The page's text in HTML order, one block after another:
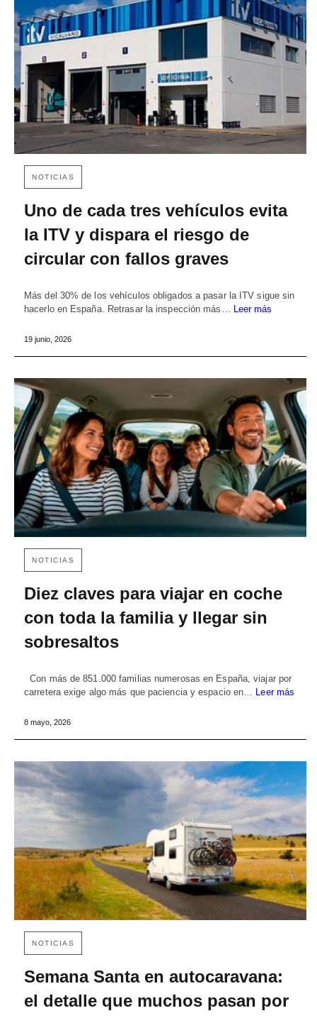
NOTICIAS
Uno de cada tres vehículos evita
la ITV y dispara el riesgo de
circular con fallos graves
Más del 30% de los vehículos obligados a pasar la ITV sigue sin
hacerlo en España. Retrasar la inspección más… Leer más
19 junio, 2026
NOTICIAS
Diez claves para viajar en coche
con toda la familia y llegar sin
sobresaltos
Con más de 851.000 familias numerosas en España, viajar por
carretera exige algo más que paciencia y espacio en… Leer más
8 mayo, 2026
NOTICIAS
Semana Santa en autocaravana:
el detalle que muchos pasan por